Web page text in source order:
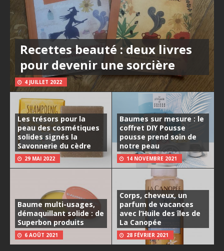
Recettes beauté : deux livres
pour devenir une sorcière
4 JUILLET 2022
Les trésors pour la
peau des cosmétiques
solides signés la
Savonnerie du cèdre
29 MAI 2022
Baumes sur mesure : le
coffret DIY Pousse
pousse prend soin de
notre peau
14 NOVEMBRE 2021
Baume multi-usages,
démaquillant solide : de
Superbon produits
6 AOÛT 2021
Corps, cheveux, un
parfum de vacances
avec l’Huile des îles de
La Canopée
28 FÉVRIER 2021